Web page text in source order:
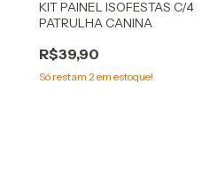
KIT PAINEL ISOFESTAS C/4
PATRULHA CANINA
R$39,90
Só restam 2 em estoque!